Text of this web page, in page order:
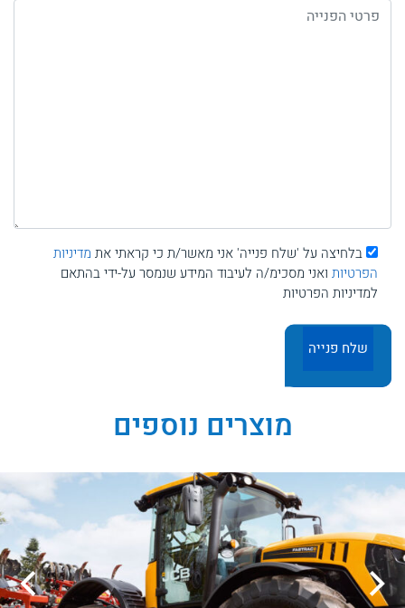
בלחיצה על 'שלח פנייה' אני מאשר/ת כי קראתי את מדיניות
הפרטיות ואני מסכימ/ה לעיבוד המידע שנמסר על-ידי בהתאם
למדיניות הפרטיות
מוצרים נוספים